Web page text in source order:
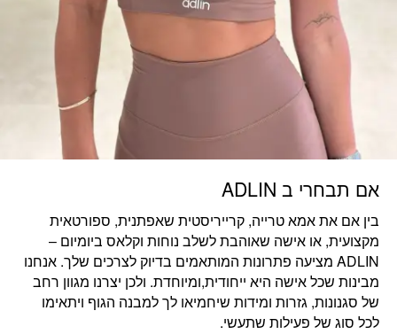
אם תבחרי ב ADLIN
בין אם אתאמא טרייה, קרייריסטית שאפתנית, ספורטאית
מקצועית, או אישה שאוהבת לשלב נוחות וקלאס ביומיום –
ADLIN מציעה פתרונות המותאמים בדיוק לצרכים שלך. אנחנו
מבינות שכל אישה היא ייחודית,ומיוחדת. ולכן יצרנו מגוון רחב
של סגנונות, גזרות ומידות שיחמיאו לך למבנה הגוף ויתאימו
לכל סוג של פעילות שתעשי.